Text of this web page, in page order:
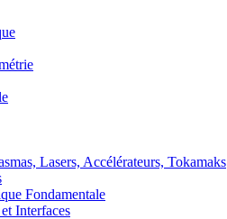
Lasers, Accélérateurs, Tokamaks
Fondamentale
Interfaces